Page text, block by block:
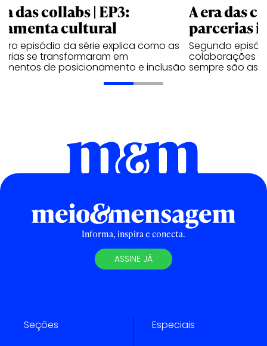
das collabs | EP3:
cultural
episódio da série explica como as
se transformaram em
de posicionamento e inclusão
A era das
parcerias
Segundo
colaborações
sempre são as
Informa, inspira e conecta.
ASSINE JÁ
Seções Especiais